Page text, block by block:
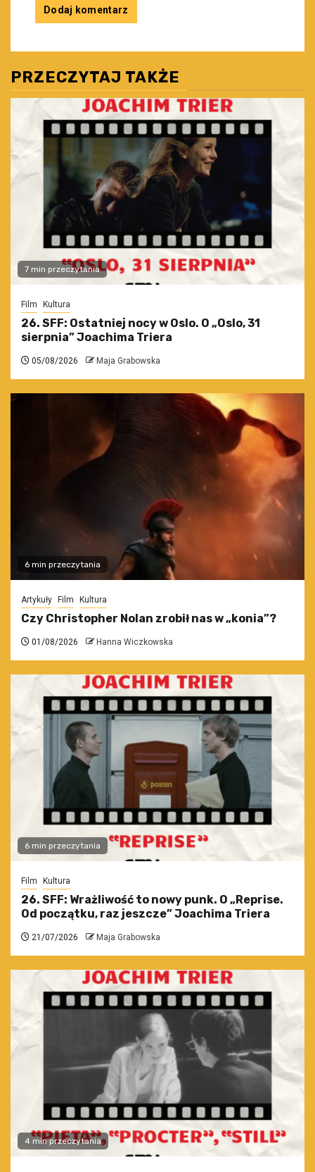
PRZECZYTAJ TAKŻE
7 min przeczytania
Film Kultura
26. SFF: Ostatniej nocy w Oslo. O „Oslo, 31
sierpnia” Joachima Triera
05/08/2026 Maja Grabowska
6 min przeczytania
Artykuły Film Kultura
Czy Christopher Nolan zrobił nas w „konia”?
01/08/2026 Hanna Wiczkowska
6 min przeczytania
Film Kultura
26. SFF: Wrażliwość to nowy punk. O „Reprise.
Od początku, raz jeszcze” Joachima Triera
21/07/2026 Maja Grabowska
4 min przeczytania